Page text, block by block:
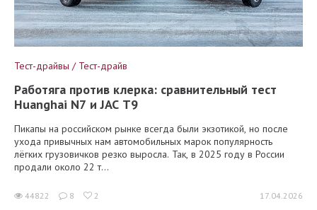
Тест-драйвы / Тест-драйв
Работяга против клерка: сравнительный тест
Huanghai N7 и JAC T9
Пикапы на российском рынке всегда были экзотикой, но после
ухода привычных нам автомобильных марок популярность
лёгких грузовичков резко выросла. Так, в 2025 году в России
продали около 22 т...
44822 8 2 17.04.2026